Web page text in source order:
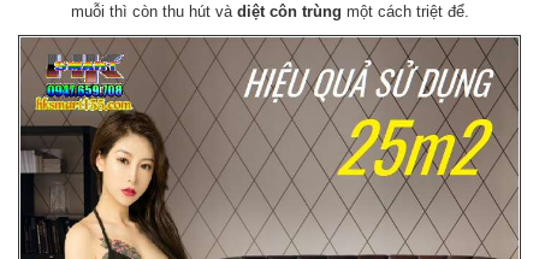
muỗi thì còn thu hút và diệt côn trùng một cách triệt để.